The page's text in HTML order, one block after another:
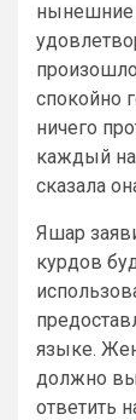
нынешние
спокойно
ничего
каждый
сказала
Яшар
курдов
языке.
должно
ответить